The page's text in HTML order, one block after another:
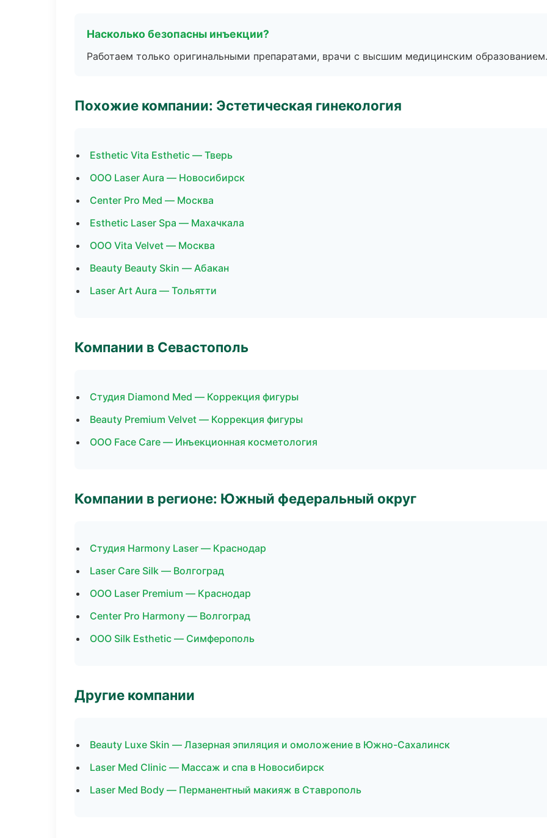
Насколько безопасны инъекции?
Работаем только оригинальными препаратами, врачи с высшим медицинским образованием.
Похожие компании: Эстетическая гинекология
Esthetic Vita Esthetic — Тверь
ООО Laser Aura — Новосибирск
Center Pro Med — Москва
Esthetic Laser Spa — Махачкала
ООО Vita Velvet — Москва
Beauty Beauty Skin — Абакан
Laser Art Aura — Тольятти
Компании в Севастополь
Студия Diamond Med — Коррекция фигуры
Beauty Premium Velvet — Коррекция фигуры
ООО Face Care — Инъекционная косметология
Компании в регионе: Южный федеральный округ
Студия Harmony Laser — Краснодар
Laser Care Silk — Волгоград
ООО Laser Premium — Краснодар
Center Pro Harmony — Волгоград
ООО Silk Esthetic — Симферополь
Другие компании
Beauty Luxe Skin — Лазерная эпиляция и омоложение в Южно-Сахалинск
Laser Med Clinic — Массаж и спа в Новосибирск
Laser Med Body — Перманентный макияж в Ставрополь